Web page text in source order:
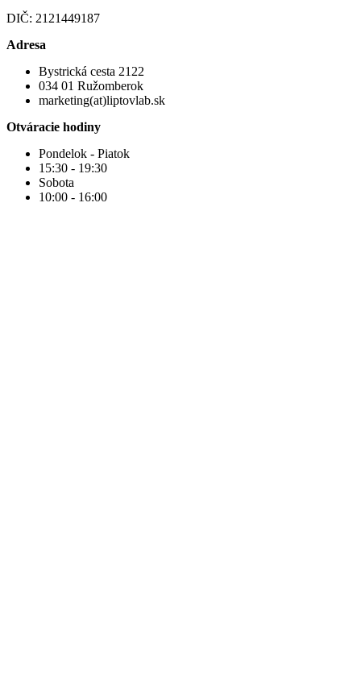
DIČ: 2121449187
Adresa
Bystrická cesta 2122
034 01 Ružomberok
marketing(at)liptovlab.sk
Otváracie hodiny
Pondelok - Piatok
15:30 - 19:30
Sobota
10:00 - 16:00